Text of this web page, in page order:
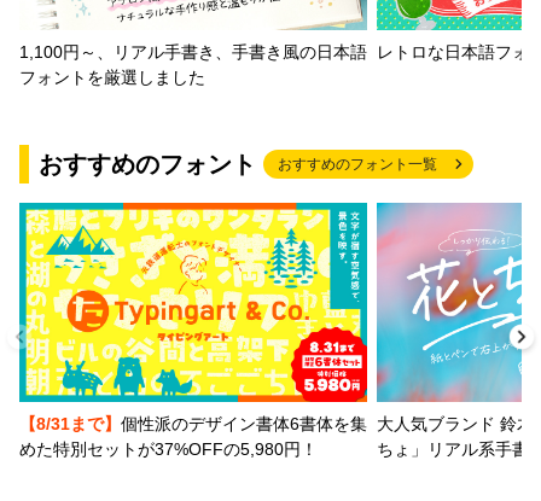
1,100円～、リアル手書き、手書き風の日本語
フォントを厳選しました
レトロな日本語フォ
おすすめのフォント おすすめのフォント一覧
【8/31まで】 個性派のデザイン書体6書体を集
めた特別セットが37%OFFの5,980円！
大人気ブランド 鈴木
ちょ」リアル系手書